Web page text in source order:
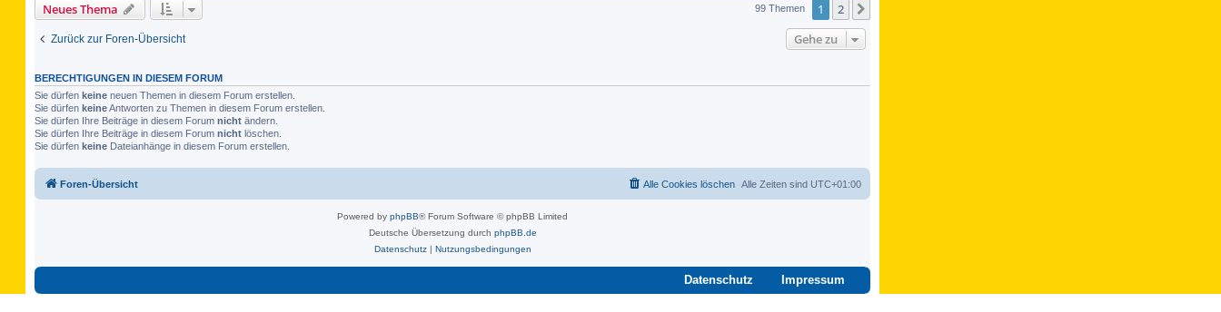
Neues Thema 99 Themen 1 2
Zurück zur Foren-Übersicht Gehe zu
BERECHTIGUNGEN IN DIESEM FORUM
Sie dürfen keine neuen Themen in diesem Forum erstellen.
Sie dürfen keineAntworten zu Themen in diesem Forum erstellen.
Sie dürfen Ihre Beiträge in diesem Forum nicht ändern.
Sie dürfen Ihre Beiträge in diesem Forum nicht löschen.
Sie dürfen keine Dateianhänge in diesem Forum erstellen.
Foren-Übersicht Alle Zeiten sind UTC+01:00
Alle Cookies löschen
Powered by phpBB® Forum Software © phpBB Limited
Deutsche Übersetzung durch phpBB.de
Datenschutz| Nutzungsbedingungen
Datenschutz Impressum